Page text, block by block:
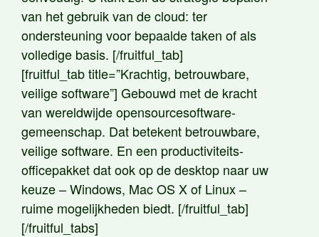
van het gebruik van de cloud: ter
ondersteuning voor bepaalde taken of als
volledige basis. [/fruitful_tab]
[fruitful_tab title=”Krachtig, betrouwbare,
veilige software”] Gebouwd met de kracht
van wereldwijde opensourcesoftware-
gemeenschap. Dat betekent betrouwbare,
veilige software. En een productiviteits-
officepakket dat ook op de desktop naar uw
keuze – Windows, Mac OS X of Linux –
ruime mogelijkheden biedt. [/fruitful_tab]
[/fruitful_tabs]